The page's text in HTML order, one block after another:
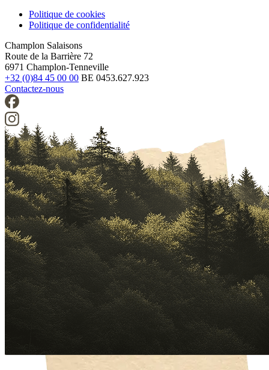
Legal
Politique de cookies
Politique de confidentialité
Champlon Salaisons
Route de la Barrière 72
6971 Champlon-Tenneville
+32 (0)84 45 00 00 BE 0453.627.923
Contactez-nous